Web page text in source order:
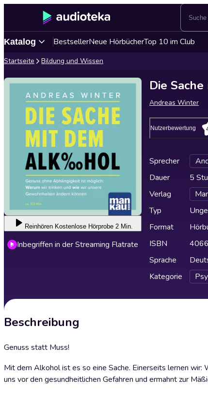
Katalog BestsellerNeue HörbücherTop 10 im Club
Startseite Bildung und Wissen
Reinhören Kostenlose Hörprobe 2 Min.
Inbegriffen in der Streaming Flatrate
Die
Andreas Winter
Nutzerbewertung
Sprecher
Dauer
5
Verlag
Typ
Format
ISBN
Sprache
Kategorie
Beschreibung
Genuss statt Muss!
Mit dem Alkohol ist es so eine Sache. Einerseits lernen
uns vor den gesundheitlichen Gefahren und ermahnt zur